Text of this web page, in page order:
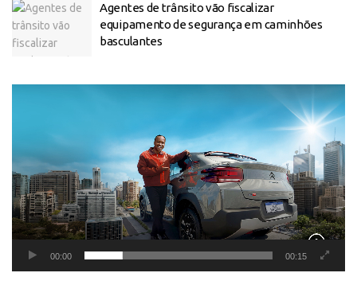
Agentes de trânsito vão fiscalizar
equipamento de segurança em caminhões
basculantes
00:00 00:15